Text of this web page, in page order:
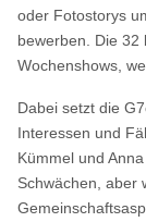
oder Fotostorys
bewerben. Die 32
Wochenshows,
Dabei setzt die
Interessen und
Kümmel und
Schwächen, aber